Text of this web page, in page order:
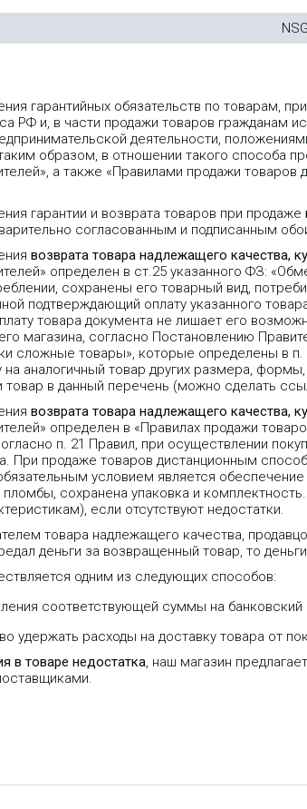
гарантийных обязательств по товарам,
РФ и, в части продажи товаров гражданам
деятельности,
образом, в отношении такого способа
а также «Правилами продажи
гарантии и возврата товаров при продаже
согласованным и подписанным
возврата товара надлежащего качества,
определен в ст.25 указанного ФЗ:
сохранены его товарный вид,
подтверждающий оплату указанного
товара документа не лишает его
магазина, согласно Постановлению
сложные товары», которые определены в
аналогичный товар других размера,
в данный перечень (можно сделать
возврата товара надлежащего качества,
определен в «Правилах продажи
п. 21 Правил, при осуществлении
При продаже товаров дистанционным
условием является
сохранена упаковка и
если отсутствуют недостатки.
товара надлежащего качества,
деньги за возвращенный товар, то
одним из следующих способов:
соответствующей суммы на банковский
удержать расходы на доставку товара от
в товаре недостатка, наш магазин